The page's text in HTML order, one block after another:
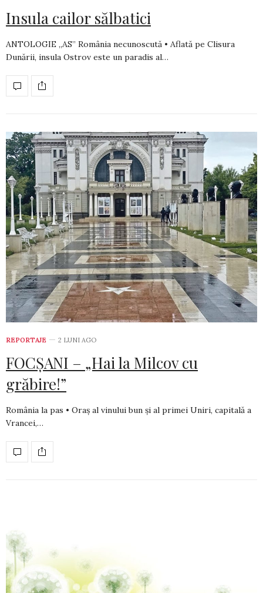
Insula cailor sălbatici
ANTOLOGIE „AS” România necunoscută • Aflată pe Clisura
Dunării, insula Ostrov este un paradis al…
REPORTAJE 2 LUNI AGO
FOCȘANI – „Hai la Milcov cu
grăbire!”
România la pas • Oraș al vinului bun și al primei Uniri, capitală a
Vrancei,…